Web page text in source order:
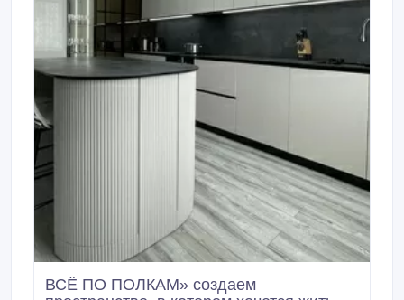
ВСЁ ПО ПОЛКАМ» создаем